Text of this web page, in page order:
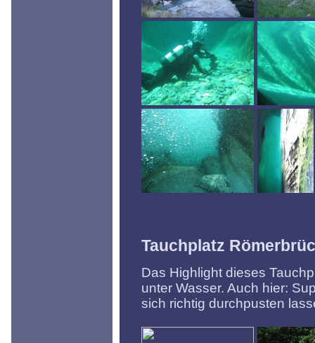
Tauchplatz
Das Highlight dieses
unter Wasser. Auch hier:
sich richtig durchpusten